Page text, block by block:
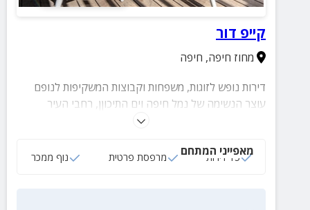
קייפ דור
מחוז חיפה, חיפה
דירות נופש לזוגות, משפחות וקבוצות המשקיפות לנופם
עוצר הנשימה של נמל חיפה וים התיכוןן, רחבי העיר
והסביבה. בכל דירה תוכלו ליהנות ממרפסת פרטית, סלון
פינוקים.
מאפייני המתחם
15 דירות מרפסת פרטית נוף ממכר